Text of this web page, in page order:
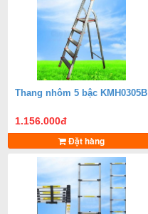
Thang nhôm 5 bậc KMH0305B
1.156.000đ
Đặt hàng